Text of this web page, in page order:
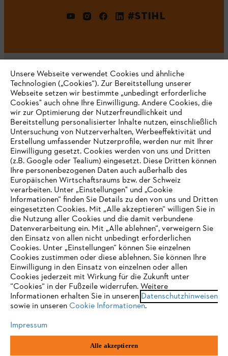
#STIHL
Unternehmen
Häufig gestellte Fragen
Support
Datenschutz Impressum Cookies
Rechtliche Informationen
STIHL VERTRIEBS AG, 8617 Mönchaltorf
IHR BROWSER WIRD NICHT
UNTERSTÜTZT
Sie nutzen einen Browser, den wir noch nicht unterstützen. Für
eine optimale Nutzung unserer Seite empfehlen wir Ihnen, zu
einem der folgenden Browser zu wechseln:
Firefox Chrome
Unsere Webseite verwendet Cookies und ähnliche
Technologien („Cookies“). Zur Bereitstellung unserer
Webseite setzen wir bestimmte „unbedingt erforderliche
Cookies" auch ohne Ihre Einwilligung. Andere Cookies, die
wir zur Optimierung der Nutzerfreundlichkeit und
Bereitstellung personalisierter Inhalte nutzen, einschließlich
Untersuchung von Nutzerverhalten, Werbeeffektivität und
Erstellung umfassender Nutzerprofile, werden nur mit Ihrer
Einwilligung gesetzt. Cookies werden von uns und Dritten
(z.B. Google oder Tealium) eingesetzt. Diese Dritten können
Ihre personenbezogenen Daten auch außerhalb des
Europäischen Wirtschaftsraums bzw. der Schweiz
verarbeiten. Unter „Einstellungen" und „Cookie
Informationen“ finden Sie Details zu den von uns und Dritten
eingesetzten Cookies. Mit „Alle akzeptieren“ willigen Sie in
die Nutzung aller Cookies und die damit verbundene
Datenverarbeitung ein. Mit „Alle ablehnen“, verweigern Sie
den Einsatz von allen nicht unbedingt erforderlichen
Cookies. Unter „Einstellungen“ können Sie einzelnen
Cookies zustimmen oder diese ablehnen. Sie können Ihre
Einwilligung in den Einsatz von einzelnen oder allen
Cookies jederzeit mit Wirkung für die Zukunft unter
“Cookies“ in der Fußzeile widerrufen. Weitere
Informationen erhalten Sie in unseren Datenschutzhinweisen
sowie in unseren Cookie Informationen.
Impressum
Alle akzeptieren